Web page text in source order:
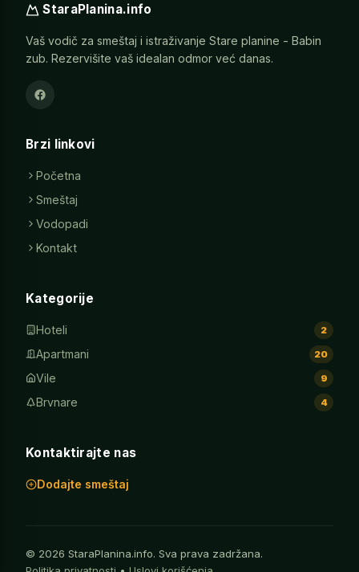
StaraPlanina.info
Vaš vodič za smeštaj i istraživanje Stare planine - Babin
zub. Rezervišite vaš idealan odmor već danas.
Brzi linkovi
Početna
Smeštaj
Vodopadi
Kontakt
Kategorije
Hoteli 2
Apartmani 20
Vile 9
Brvnare 4
Kontaktirajte nas
Dodajte smeštaj
© 2026 StaraPlanina.info. Sva prava zadržana.